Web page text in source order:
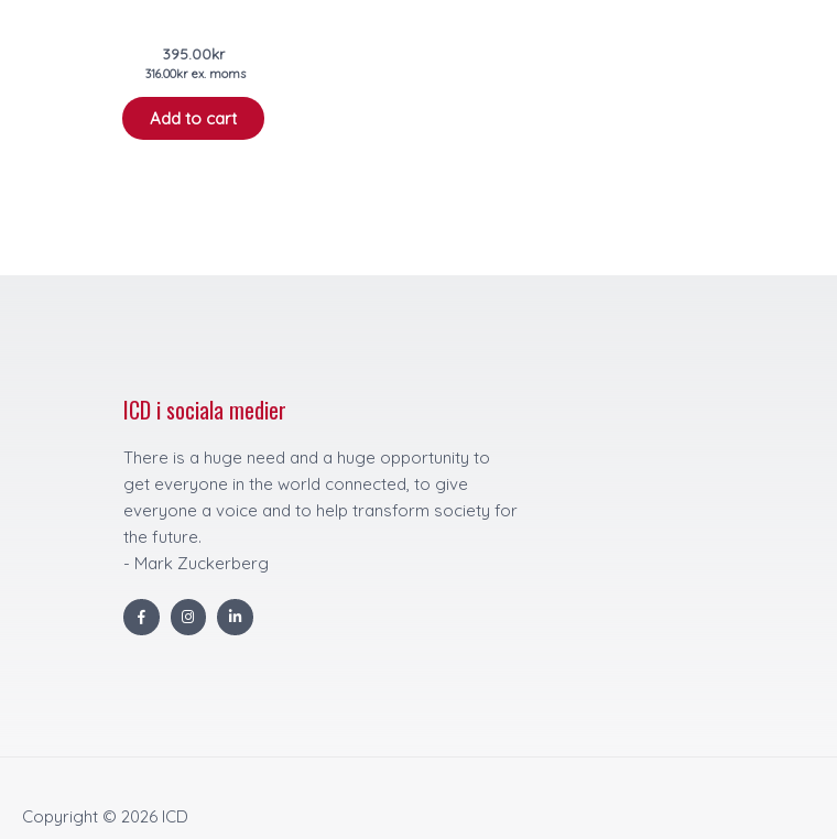
395.00kr
316.00krex. moms
Add to cart
ICD i sociala medier
There is a huge need and a huge opportunity to
get everyone in the world connected, to give
everyone a voice and to help transform society for
the future.
- Mark Zuckerberg
F
a
c
I
n
s
L
i
n
Copyright © 2026 ICD